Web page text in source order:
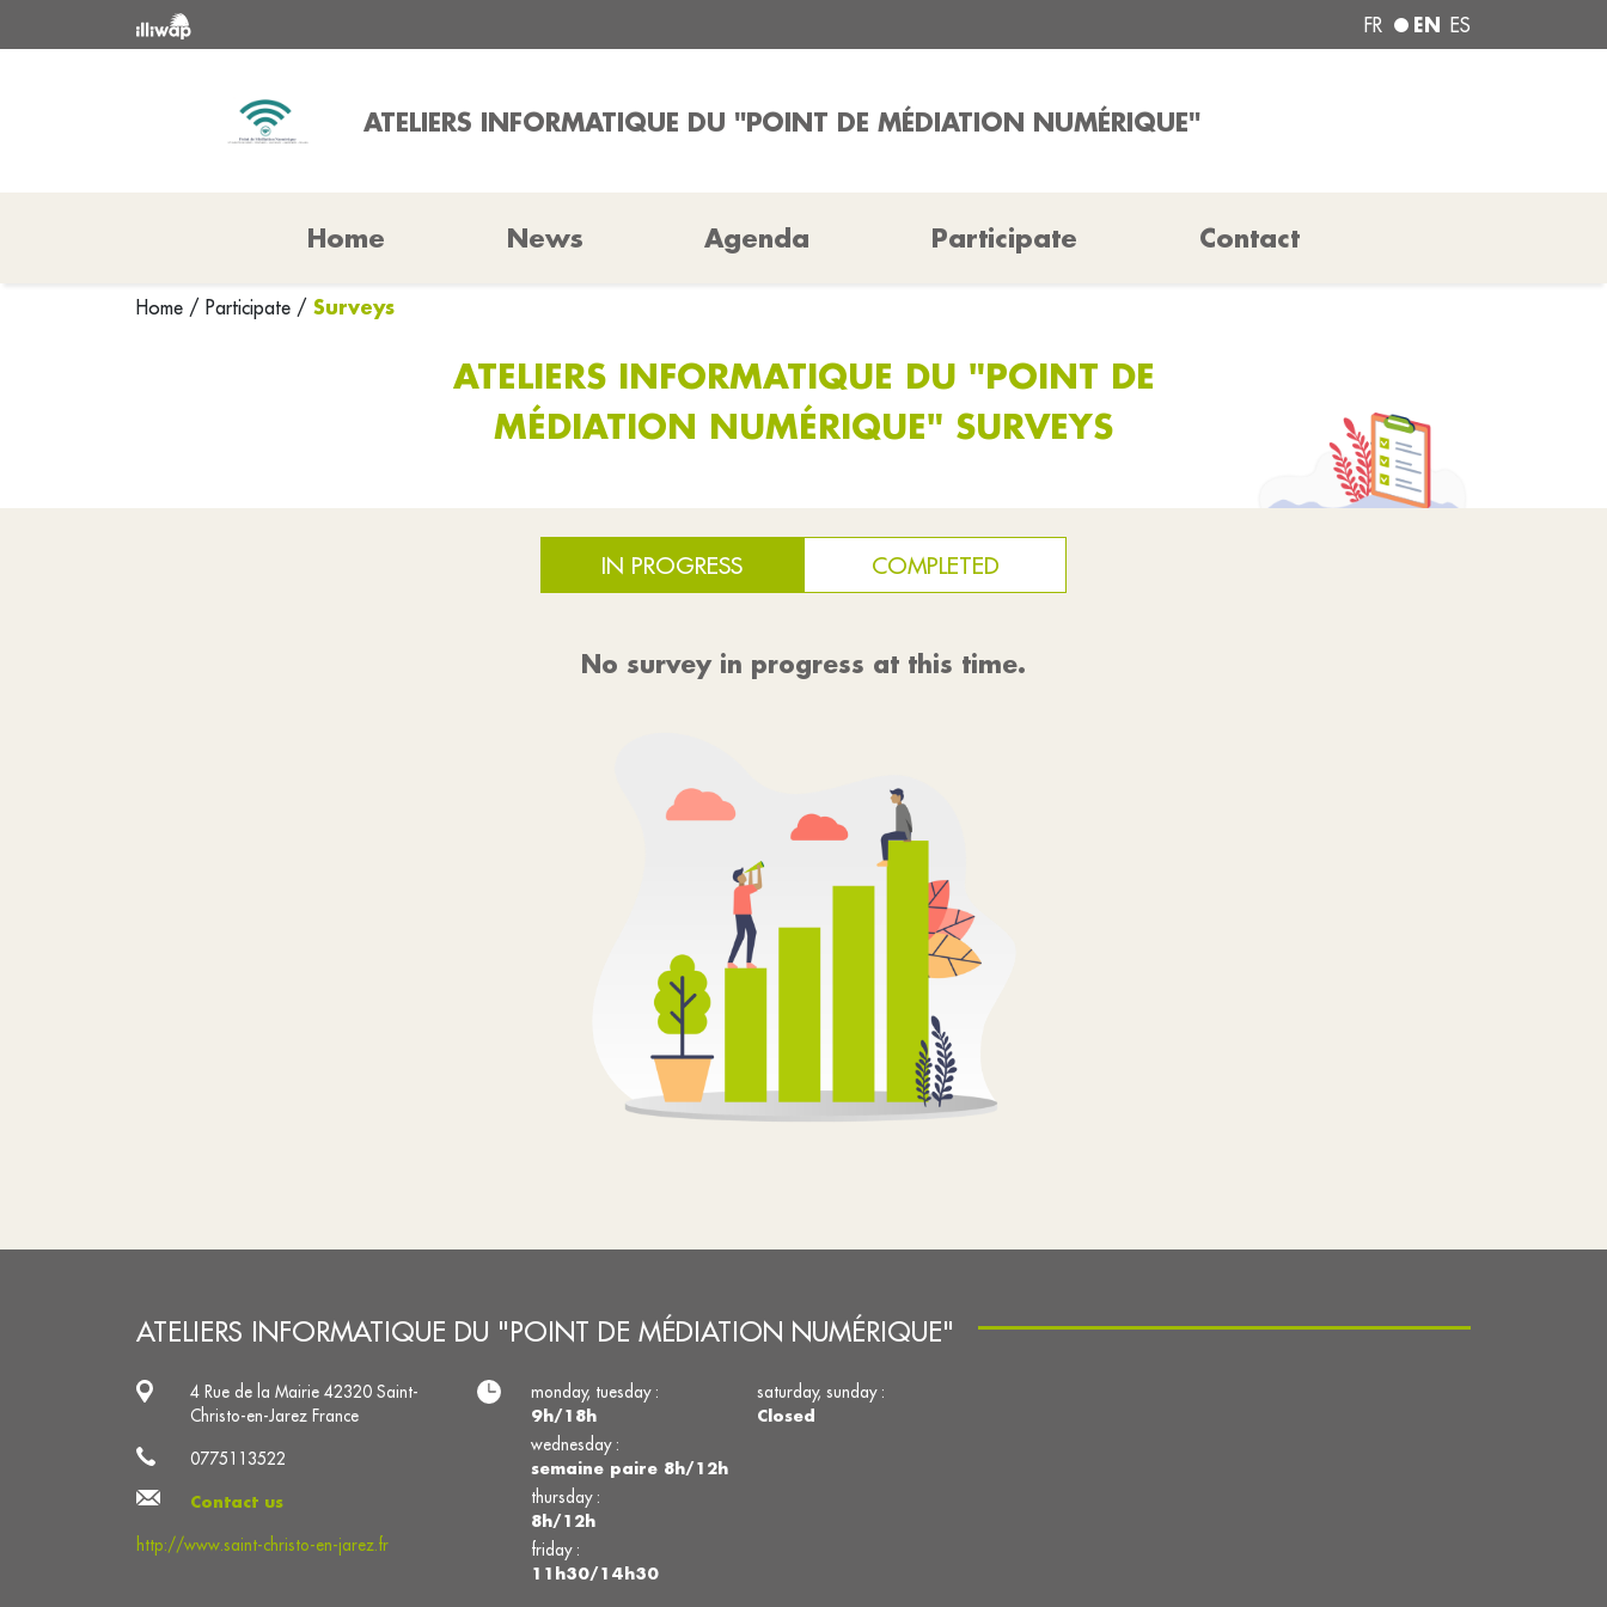
FR EN ES
ATELIERS INFORMATIQUE DU "POINT DE MÉDIATION NUMÉRIQUE"
Home News Agenda Participate Contact
Home / Participate / Surveys
ATELIERS INFORMATIQUE DU "POINT DE
MÉDIATION NUMÉRIQUE" SURVEYS
IN PROGRESS COMPLETED
No survey in progress at this time.
ATELIERS INFORMATIQUE DU "POINT DE MÉDIATION NUMÉRIQUE"
4 Rue de la Mairie 42320 Saint-
Christo-en-Jarez France
0775113522
Contact us
http://www.saint-christo-en-jarez.fr
monday, tuesday :
9h/18h
wednesday :
semaine paire 8h/12h
thursday :
8h/12h
friday :
11h30/14h30
saturday, sunday :
Closed